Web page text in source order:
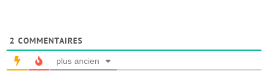
2 COMMENTAIRES
plus ancien